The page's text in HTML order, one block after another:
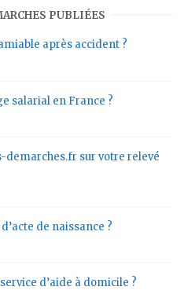
PUBLIÉES
après accident ?
salarial en France ?
demarches.fr sur votre relevé
de naissance ?
d’aide à domicile ?